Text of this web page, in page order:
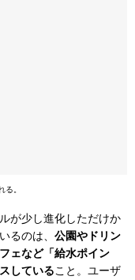
る。
が少し進化しただけか
るのは、 公園やドリン
ェなど「給水ポイン
していること。ユーザ